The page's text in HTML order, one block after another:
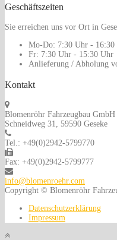
Geschäftszeiten
Sie erreichen uns vor Ort in
Mo-Do: 7:30 Uhr - 16:30
Fr: 7:30 Uhr - 15:30 Uhr
Anlieferung / Abholung
Kontakt
Blomenröhr Fahrzeugbau GmbH
Schneidweg 31, 59590 Geseke
Tel.: +49(0)2942-5799770
Fax: +49(0)2942-5799777
info@blomenroehr.com
Copyright © Blomenröhr
Datenschutzerklärung
Impressum